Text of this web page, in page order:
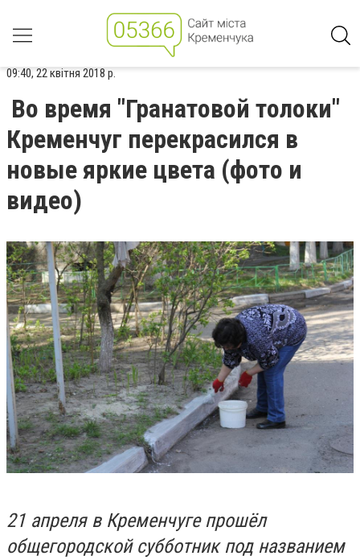
09:40, 22 квітня 2018 р.
Во время "Гранатовой толоки"
Кременчуг перекрасился в
новые яркие цвета (фото и
видео)
21 апреля в Кременчуге прошёл
общегородской субботник под названием